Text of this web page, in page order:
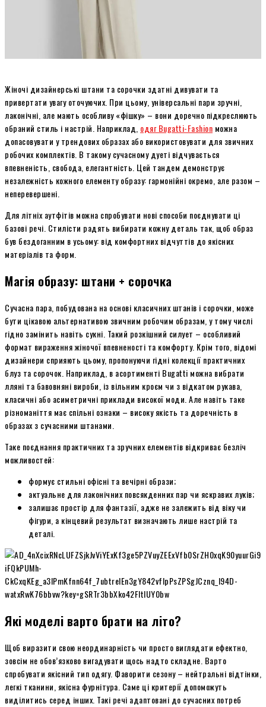
Жіночі дизайнерські штани та сорочки здатні дивувати та
привертати увагу оточуючих. При цьому, універсальні пари зручні,
лаконічні, але мають особливу «фішку» – вони доречно підкреслюють
обраний стиль і настрій. Наприклад, одяг Bugatti-Fashion можна
допасовувати у трендових образах або використовувати для звичних
робочих комплектів. В такому сучасному дуеті відчувається
впевненість, свобода, елегантність. Цей тандем демонструє
незалежність кожного елементу образу: гармонійні окремо, але разом –
неперевершені.
Для літніх аутфітів можна спробувати нові способи поєднувати ці
базові речі. Стилісти радять вибирати кожну деталь так, щоб образ
був бездоганним в усьому: від комфортних відчуттів до якісних
матеріалів та форм.
Магія образу: штани + сорочка
Сучасна пара, побудована на основі класичних штанів і сорочки, може
бути цікавою альтернативою звичним робочим образам, у тому числі
гідно замінить навіть сукні. Такий розкішний силует – особливий
формат вираження жіночої впевненості та комфорту. Крім того, відомі
дизайнери сприяють цьому, пропонуючи гідні колекції практичних
блуз та сорочок. Наприклад, в асортименті Bugatti можна вибрати
лляні та бавовняні вироби, із вільним кроєм чи з відкатом рукава,
класичні або асиметричні приклади високої моди. Але навіть таке
різноманіття має спільні ознаки – високу якість та доречність в
образах з сучасними штанами.
Таке поєднання практичних та зручних елементів відкриває безліч
можливостей:
формує стильні офісні та вечірні образи;
актуальне для лаконічних повсякденних пар чи яскравих луків;
залишає простір для фантазії, адже не залежить від віку чи
фігури, а кінцевий результат визначають лише настрій та
деталі.
Які моделі варто брати на літо?
Щоб виразити свою неординарність чи просто виглядати ефектно,
зовсім не обов’язково вигадувати щось надто складне. Варто
спробувати якісний тип одягу. Фаворити сезону – нейтральні відтінки,
легкі тканини, якісна фурнітура. Саме ці критерії допоможуть
виділитись серед інших. Такі речі адаптовані до сучасних потреб